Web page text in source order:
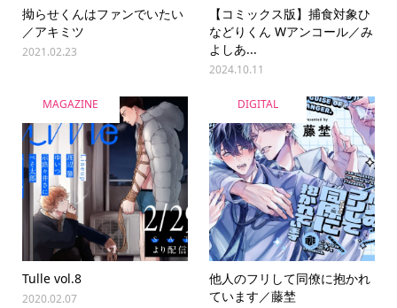
拗らせくんはファンでいたい
／アキミツ
2021.02.23
【コミックス版】捕食対象ひ
などりくん Wアンコール／み
よしあ...
2024.10.11
MAGAZINE
Tulle vol.8
2020.02.07
DIGITAL
他人のフリして同僚に抱かれ
ています／藤埜